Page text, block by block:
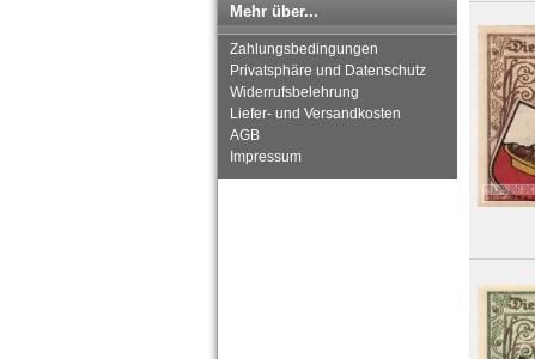
Mehr über...
Zahlungsbedingungen
Privatsphäre und Datenschutz
Widerrufsbelehrung
Liefer- und Versandkosten
AGB
Impressum